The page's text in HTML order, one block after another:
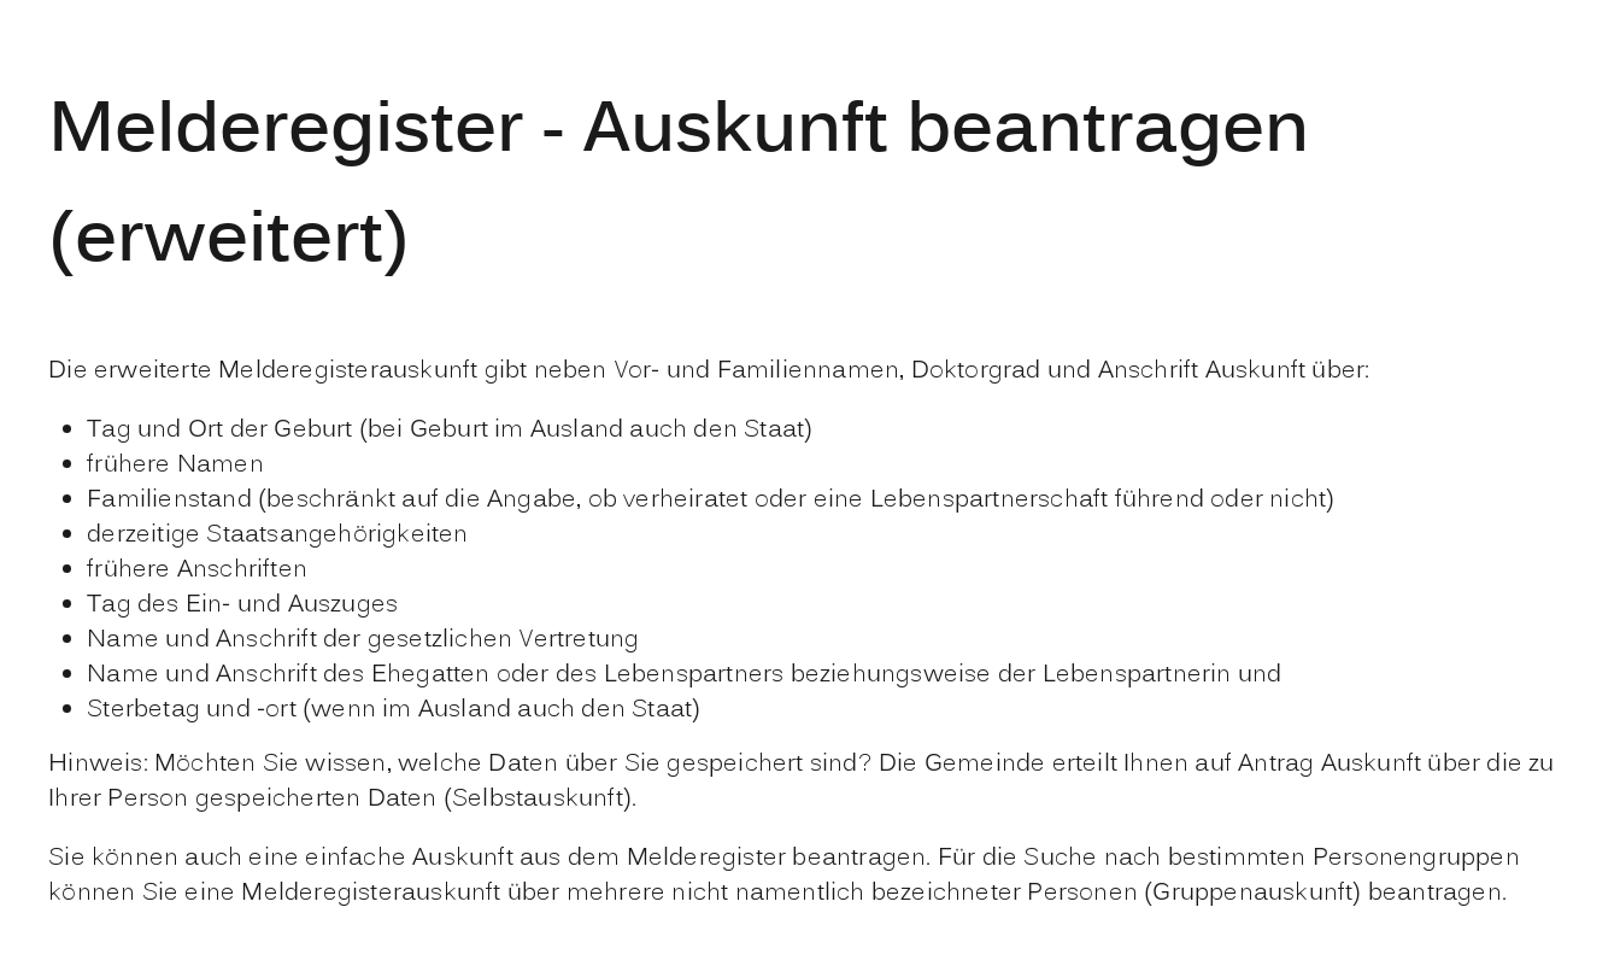
Melderegister - Auskunft beantragen
(erweitert)
Die erweiterte Melderegisterauskunft gibt neben Vor- und Familiennamen, Doktorgrad und Anschrift Auskunft über:
Tag und Ort der Geburt (bei Geburt im Ausland auch den Staat)
frühere Namen
Familienstand (beschränkt auf die Angabe, ob verheiratet oder eine Lebenspartnerschaft führend oder nicht)
derzeitige Staatsangehörigkeiten
frühere Anschriften
Tag des Ein- und Auszuges
Name und Anschrift der gesetzlichen Vertretung
Name und Anschrift des Ehegatten oder des Lebenspartners beziehungsweise der Lebenspartnerin und
Sterbetag und -ort (wenn im Ausland auch den Staat)
Hinweis: Möchten Sie wissen, welche Daten über Sie gespeichert sind? Die Gemeinde erteilt Ihnen auf Antrag Auskunft über die zu
Ihrer Person gespeicherten Daten (Selbstauskunft).
Sie können auch eine einfache Auskunft aus dem Melderegister beantragen. Für die Suche nach bestimmten Personengruppen
können Sie eine Melderegisterauskunft über mehrere nicht namentlich bezeichneter Personen (Gruppenauskunft) beantragen.